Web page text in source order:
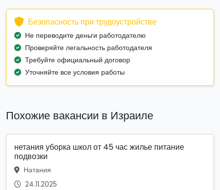
Безопасность при трудоустройстве
Не переводите деньги работодателю
Проверяйте легальность работодателя
Требуйте официальный договор
Уточняйте все условия работы
Похожие вакансии в Израиле
нетания уборка школ от 45 час жилье питание
подвозки
Натания
24.11.2025